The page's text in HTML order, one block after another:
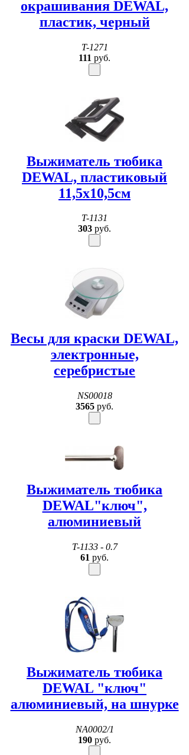
окрашивания DEWAL,
пластик, черный
T-1271
111 руб.
Выжиматель тюбика
DEWAL, пластиковый
11,5х10,5см
T-1131
303 руб.
Весы для краски DEWAL,
электронные,
серебристые
NS00018
3565 руб.
Выжиматель тюбика
DEWAL"ключ",
алюминиевый
T-1133 - 0.7
61 руб.
Выжиматель тюбика
DEWAL "ключ"
алюминиевый, на шнурке
NA0002/1
190 руб.